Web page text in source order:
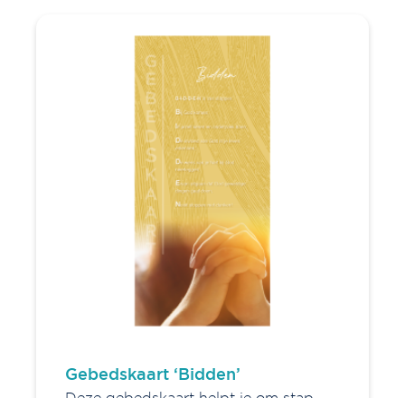
Gebedskaart ‘Bidden’